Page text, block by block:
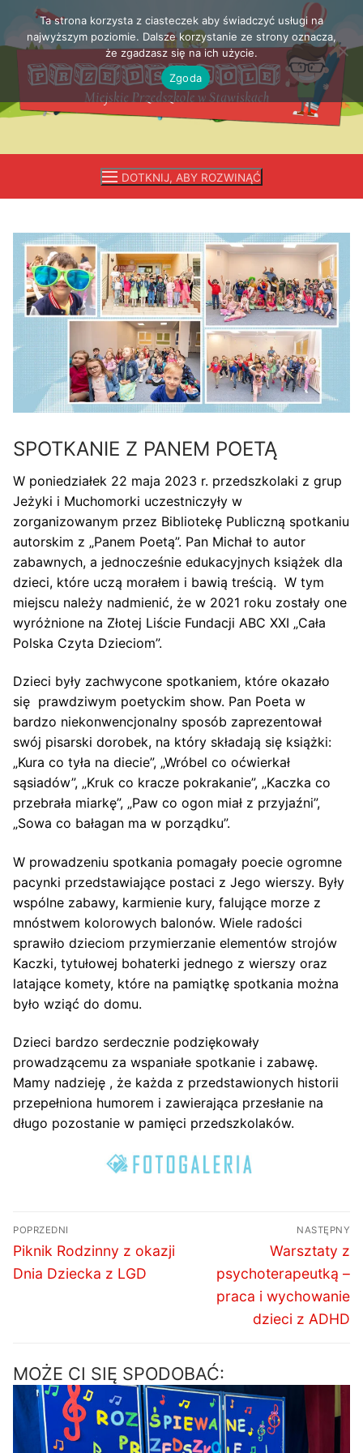
Przejdź
treści
DOTKNIJ, ABY ROZWINĄĆ
SPOTKANIE Z PANEM POETĄ
W poniedziałek 22 maja 2023 r. przedszkolaki z grup
Jeżyki i Muchomorki uczestniczyły w
zorganizowanym przez Bibliotekę Publiczną spotkaniu
autorskim z „Panem Poetą”. Pan Michał to autor
zabawnych, a jednocześnie edukacyjnych książek dla
dzieci, które uczą morałem i bawią treścią. W tym
miejscu należy nadmienić, że w 2021 roku zostały one
wyróżnione na Złotej Liście Fundacji ABC XXI „Cała
Polska Czyta Dzieciom”.
Dzieci były zachwycone spotkaniem, które okazało
się prawdziwym poetyckim show. Pan Poeta w
bardzo niekonwencjonalny sposób zaprezentował
swój pisarski dorobek, na który składają się książki:
„Kura co tyła na diecie”, „Wróbel co oćwierkał
sąsiadów”, „Kruk co kracze pokrakanie”, „Kaczka co
przebrała miarkę”, „Paw co ogon miał z przyjaźni”,
„Sowa co bałagan ma w porządku”.
W prowadzeniu spotkania pomagały poecie ogromne
pacynki przedstawiające postaci z Jego wierszy. Były
wspólne zabawy, karmienie kury, falujące morze z
mnóstwem kolorowych balonów. Wiele radości
sprawiło dzieciom przymierzanie elementów strojów
Kaczki, tytułowej bohaterki jednego z wierszy oraz
latające komety, które na pamiątkę spotkania można
było wziąć do domu.
Dzieci bardzo serdecznie podziękowały
prowadzącemu za wspaniałe spotkanie i zabawę.
Mamy nadzieję , że każda z przedstawionych historii
przepełniona humorem i zawierająca przesłanie na
długo pozostanie w pamięci przedszkolaków.
Nawigacja
wpisu
POPRZEDNI
Poprzedni
wpis:
Piknik Rodzinny z okazji
Dnia Dziecka z LGD
NASTĘPNY
Następny
wpis:
Warsztaty z
psychoterapeutką –
praca i wychowanie
dzieci z ADHD
MOŻE CI SIĘ SPODOBAĆ:
Ta strona korzysta z ciasteczek aby świadczyć usługi na
najwyższym poziomie. Dalsze korzystanie ze strony oznacza,
że zgadzasz się na ich użycie.
Zgoda